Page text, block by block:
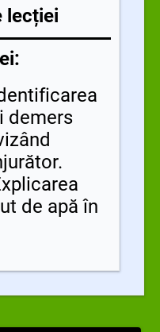
lecției
demers
de apă în